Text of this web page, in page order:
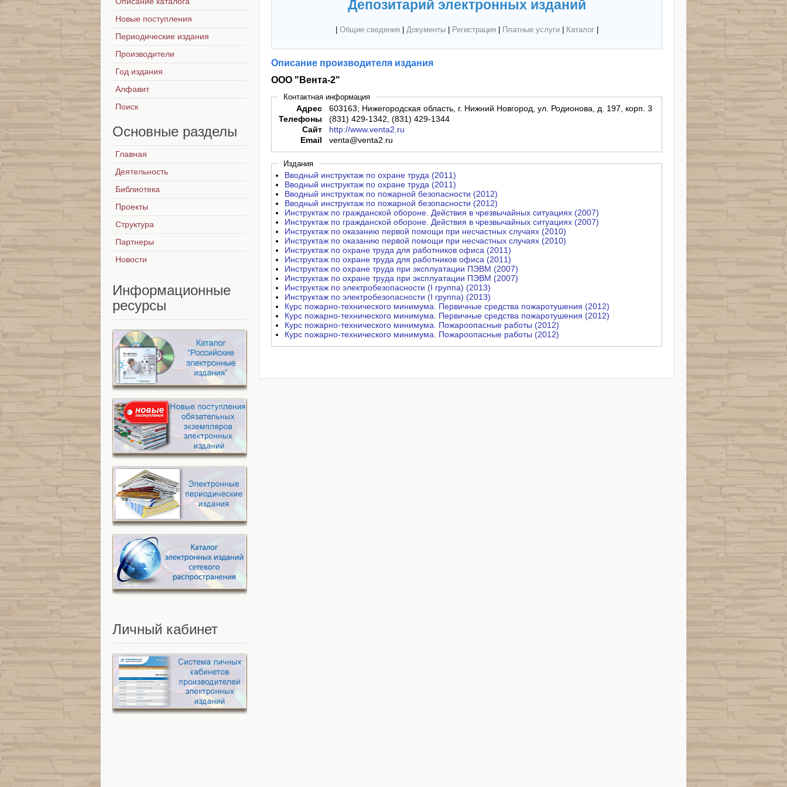
Депозитарий электронных изданий
Общие сведения Документы| Регистрация Платные услуги| Каталог|
Описание производителя издания
ООО "Вента-2"
Контактная информация
Адрес
603163; Нижегородская область, г. Нижний Новгород, ул. Родионова, д. 197, корп. 3
Телефоны
(831) 429-1342, (831) 429-1344
Сайт
http://www.venta2.ru
Email
venta@venta2.ru
Издания
Вводный инструктаж по охране труда (2011)
Вводный инструктаж по охране труда (2011)
Вводный инструктаж по пожарной безопасности (2012)
Вводный инструктаж по пожарной безопасности (2012)
Инструктаж по гражданской обороне. Действия в чрезвычайных ситуациях (2007)
Инструктаж по гражданской обороне. Действия в чрезвычайных ситуациях (2007)
Инструктаж по оказанию первой помощи при несчастных случаях (2010)
Инструктаж по оказанию первой помощи при несчастных случаях (2010)
Инструктаж по охране труда для работников офиса (2011)
Инструктаж по охране труда для работников офиса (2011)
Инструктаж по охране труда при эксплуатации ПЭВМ (2007)
Инструктаж по охране труда при эксплуатации ПЭВМ (2007)
Инструктаж по электробезопасности (I группа) (2013)
Инструктаж по электробезопасности (I группа) (2013)
Курс пожарно-технического минимума. Первичные средства пожаротушения (2012)
Курс пожарно-технического минимума. Первичные средства пожаротушения (2012)
Курс пожарно-технического минимума. Пожароопасные работы (2012)
Курс пожарно-технического минимума. Пожароопасные работы (2012)
Новые поступления
Периодические издания
Производители
Год издания
Алфавит
Поиск
Основные разделы
Главная
Деятельность
Библиотека
Проекты
Структура
Партнеры
Новости
Информационные
ресурсы
Личный кабинет